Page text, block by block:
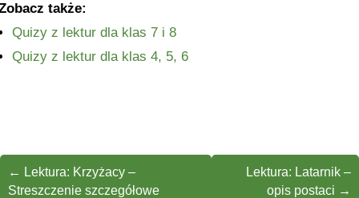
także:
Quizy z lektur dla klas 7 i 8
Quizy z lektur dla klas 4, 5, 6
← Lektura: Krzyżacy –
Streszczenie szczegółowe
Lektura: Latarnik –
opis postaci →